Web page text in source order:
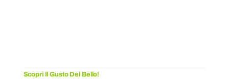
Scopri Il Gusto Del Bello!